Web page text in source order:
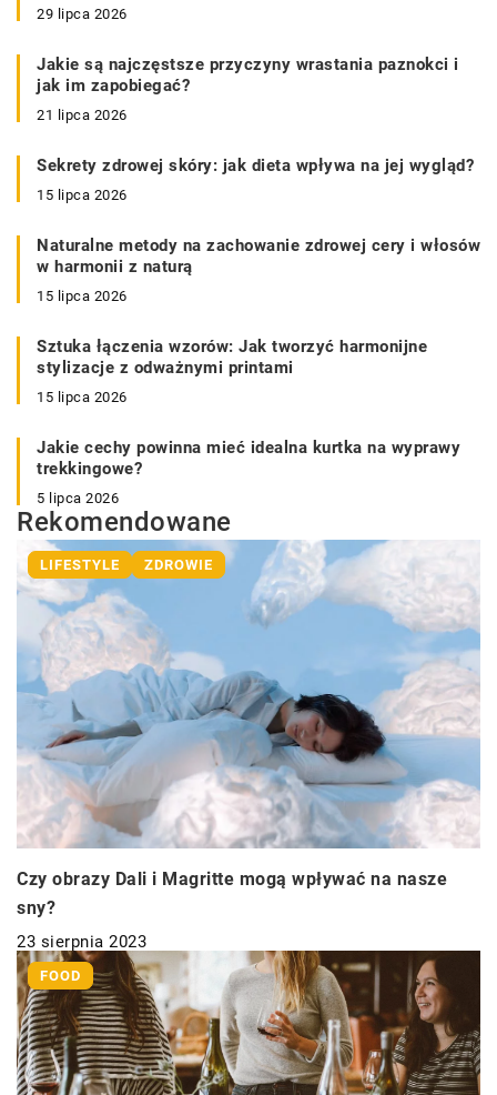
29 lipca 2026
Jakie są najczęstsze przyczyny wrastania paznokci i
jak im zapobiegać?
21 lipca 2026
Sekrety zdrowej skóry: jak dieta wpływa na jej wygląd?
15 lipca 2026
Naturalne metody na zachowanie zdrowej cery i włosów
w harmonii z naturą
15 lipca 2026
Sztuka łączenia wzorów: Jak tworzyć harmonijne
stylizacje z odważnymi printami
15 lipca 2026
Jakie cechy powinna mieć idealna kurtka na wyprawy
trekkingowe?
5 lipca 2026
Rekomendowane
LIFESTYLE ZDROWIE
Czy obrazy Dali i Magritte mogą wpływać na nasze
sny?
23 sierpnia 2023
FOOD